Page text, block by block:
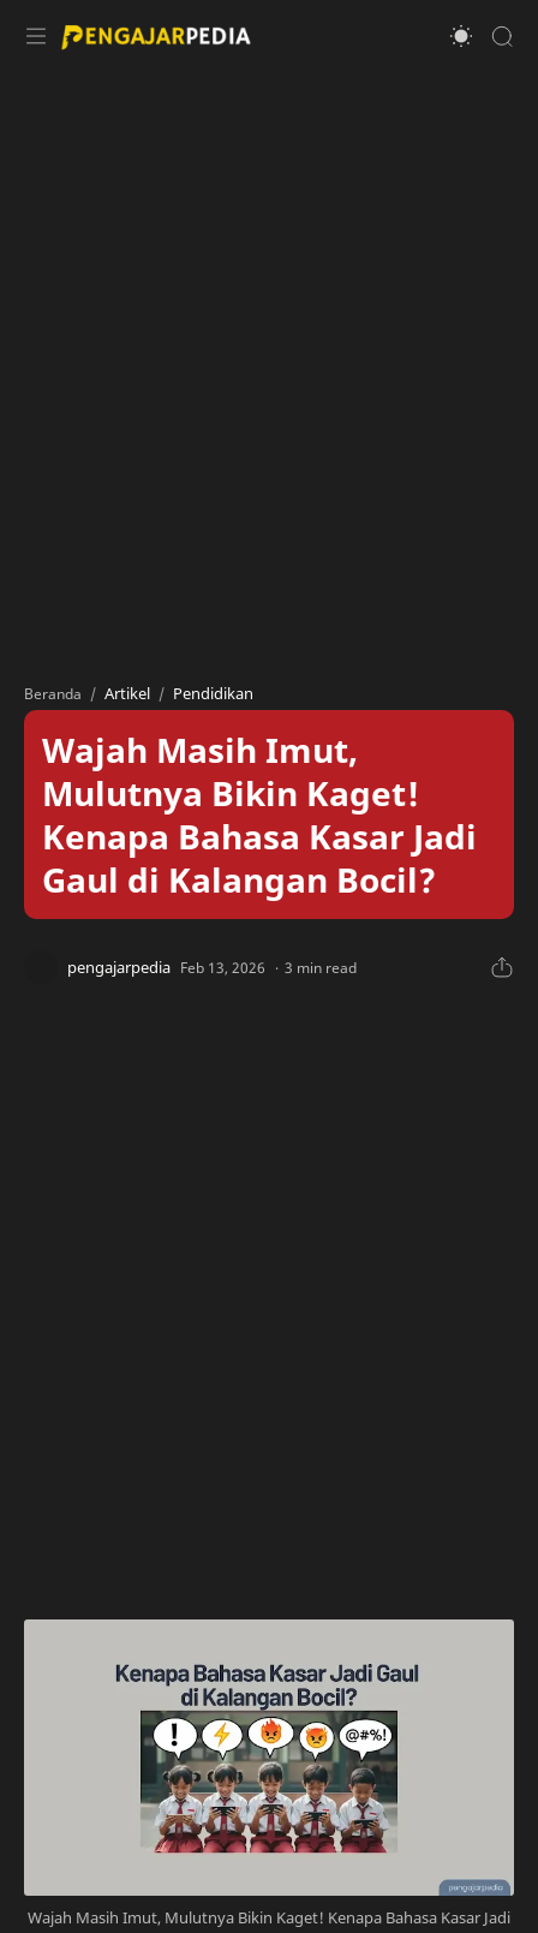
Beranda Artikel Pendidikan
Wajah Masih Imut,
Mulutnya Bikin Kaget!
Kenapa Bahasa Kasar Jadi
Gaul di Kalangan Bocil?
3 min read
Wajah Masih Imut, Mulutnya Bikin Kaget! Kenapa Bahasa Kasar Jadi